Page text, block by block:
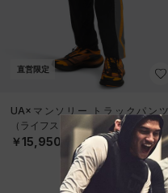
直営限定
UA×マンソリー トラックパンツ
（ライフスタイル/MEN）
￥15,950